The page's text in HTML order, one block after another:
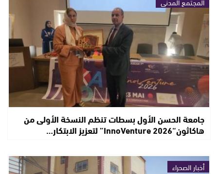
جامعة الحسن الأول بسطات تنظم النسخة الأولى من
هاكاثون“InnoVenture 2026” لتعزيز الابتكار…
أخبار الصحراء